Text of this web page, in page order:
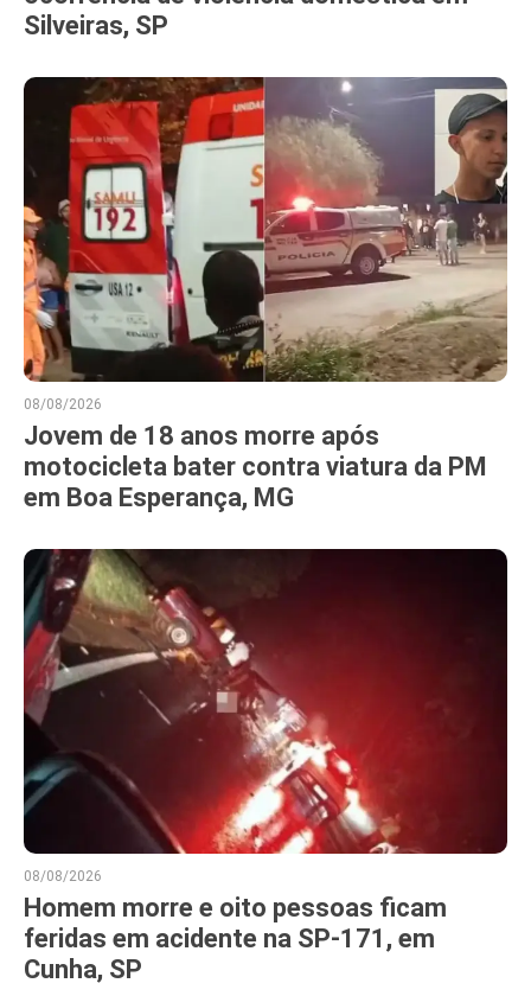
Silveiras, SP
08/08/2026
Jovem de 18 anos morre após
motocicleta bater contra viatura da PM
em Boa Esperança, MG
08/08/2026
Homem morre e oito pessoas ficam
feridas em acidente na SP-171, em
Cunha, SP